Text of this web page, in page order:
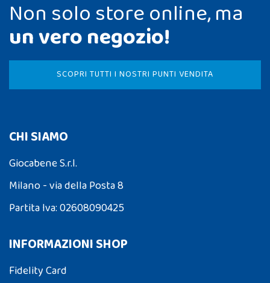
Non solo store online, ma
un vero negozio!
SCOPRI TUTTI I NOSTRI PUNTI VENDITA
CHI SIAMO
Giocabene S.r.l.
Milano - via della Posta 8
Partita Iva: 02608090425
INFORMAZIONI SHOP
Fidelity Card